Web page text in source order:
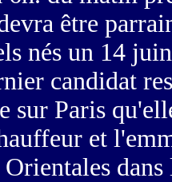
être
nés un 14
candidat
sur Paris
et
Orientales